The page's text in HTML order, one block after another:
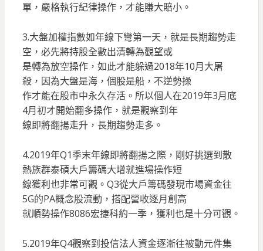
單，嚴格執行紀律操作，才能賺大賠小。
3.大盤加權指數如年線下彎第一天，就是長期趨勢走
空，必先將持股全數出清轉為觀望或
是轉為放空操作，如此才能躲過2018年10月大屠
殺，因為大盤是海，個股是船，不逆勢操
作才能在股市中永久存活。所以個人在2019年3月底
4月初才開始翻多操作，就是觀察到年
線即將翻揚走升，長期趨勢走多。
4.2019年Q1季末年線即將翻揚之際，剛好挑選到散
熱族群泰碩大戶籌碼大增就進場操作短
線獲利也非常可觀。Q3從大戶籌碼發現市場資金往
5G的PA概念股流動，搭配營收逐月創高
就順勢操作8086宏捷科約一季，獲利也是十分可觀。
5.2019年Q4觀察到投信法人資金逐漸往被動元件集